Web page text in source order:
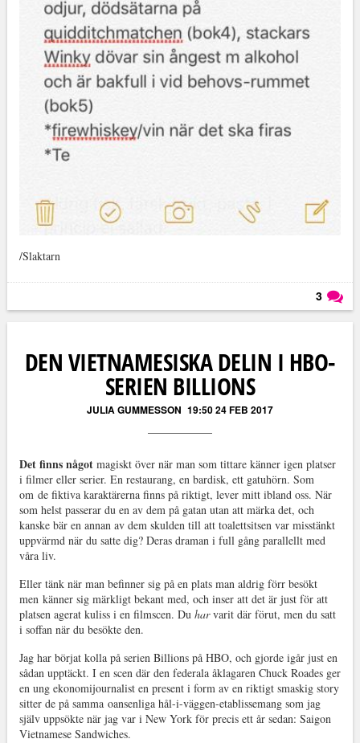
/Slaktarn
3
DEN VIETNAMESISKA DELIN I HBO-
SERIEN BILLIONS
JULIA GUMMESSON 19:50 24 FEB 2017
Det finns någotmagiskt över när man som tittare känner igen platser
i filmer eller serier. En restaurang, en bardisk, ett gatuhörn. Som
om de fiktiva karaktärerna finns på riktigt, lever mitt ibland oss. När
som helst passerar du en av dem på gatan utan att märka det, och
kanske bär en annan av dem skulden till att toalettsitsen var misstänkt
uppvärmd när du satte dig? Deras draman i full gång parallellt med
våra liv.
Eller tänk när man befinner sig på en plats man aldrig förr besökt
men känner sig märkligt bekant med, och inser att det är just för att
platsen agerat kuliss i en filmscen. Du harvarit där förut, men du satt
i soffan när du besökte den.
Jag har börjat kolla på serien Billions på HBO, och gjorde igår just en
sådan upptäckt. I en scen där den federala åklagaren Chuck Roades ger
en ung ekonomijournalist en present i form av en riktigt smaskig story
sitter de på samma oansenliga hål-i-väggen-etablissemang som jag
själv uppsökte när jag var i New York för precis ett år sedan: Saigon
Vietnamese Sandwiches.